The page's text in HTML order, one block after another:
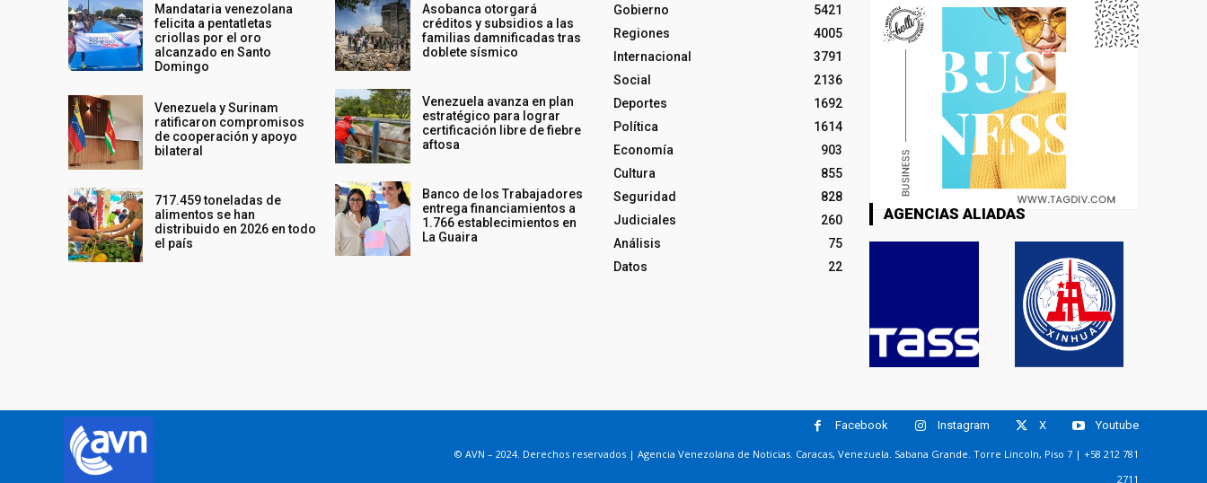
Mandataria venezolana
felicita a pentatletas
criollas por el oro
alcanzado en Santo
Domingo
Venezuela y Surinam
ratificaron compromisos
de cooperación y apoyo
bilateral
717.459 toneladas de
alimentos se han
distribuido en 2026 en todo
el país
Asobanca otorgará
créditos y subsidios a las
familias damnificadas tras
doblete sísmico
Venezuela avanza en plan
estratégico para lograr
certificación libre de fiebre
aftosa
Banco de los Trabajadores
entrega financiamientos a
1.766 establecimientos en
La Guaira
Gobierno
5421
Regiones
4005
Internacional
3791
Social
2136
Deportes
1692
Política
1614
Economía
903
Cultura
855
Seguridad
828
Judiciales
260
Análisis
75
Datos
22
AGENCIAS ALIADAS
Facebook Instagram X Youtube
© AVN – 2024. Derechos reservados | Agencia Venezolana de Noticias. Caracas, Venezuela. Sabana Grande. Torre Lincoln, Piso 7 | +58 212 781
2711